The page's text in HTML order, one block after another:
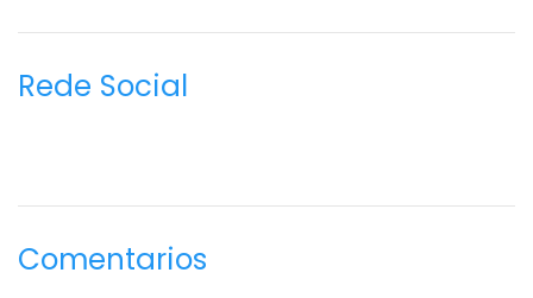
Rede Social
Comentarios